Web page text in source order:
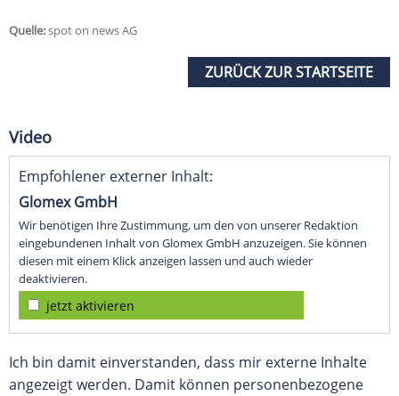
Quelle:spot on news AG
ZURÜCK ZUR STARTSEITE
Video
Empfohlener externer Inhalt:
Glomex GmbH
Wir benötigen Ihre Zustimmung, um den von unserer Redaktion
eingebundenen Inhalt von Glomex GmbH anzuzeigen. Sie können
diesen mit einem Klick anzeigen lassen und auch wieder
deaktivieren.
jetzt aktivieren
Ich bin damit einverstanden, dass mir externe Inhalte
angezeigt werden. Damit können personenbezogene